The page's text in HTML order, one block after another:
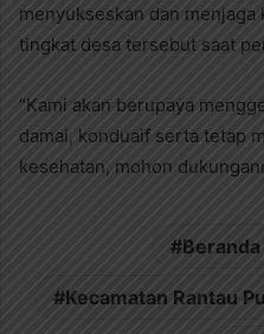
menyukseskan dan
tingkat desa tersebut saat
“Kami akan berupaya
damai, konduaif serta tetap
kesehatan, mohon
Kecamatan Rantau